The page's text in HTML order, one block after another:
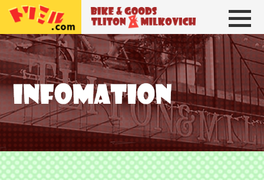
トリトン＆ミルコビッチ BIKE＆